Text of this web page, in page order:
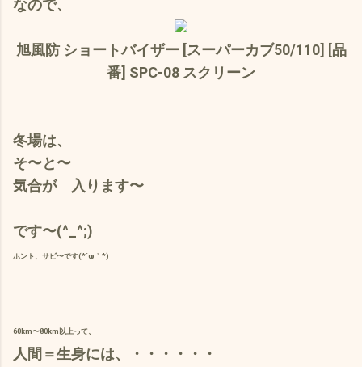
なので、
旭風防 ショートバイザー [スーパーカブ50/110] [品
番] SPC-08 スクリーン
冬場は、
そ〜と〜
気合が 入ります〜
です〜(^_^;)
ホント、サビ〜です(*´ω｀*)
60km〜80km以上って、
人間＝生身には、・・・・・・